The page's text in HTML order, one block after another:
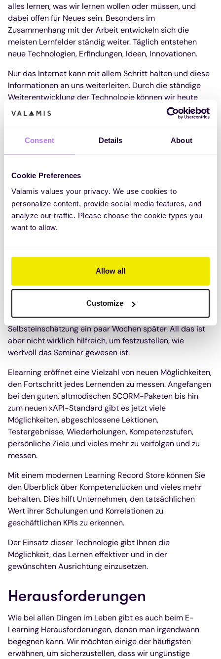
Consent Details About
Cookie Preferences
Valamis values your privacy. We use cookies to
personalize content, provide social media features, and
analyze our traffic. Please choose the cookie types you
want to allow.
Allow all
Customize
alles lernen, was wir lernen wollen oder müssen, und
dabei offen für Neues sein. Besonders im
Zusammenhang mit der Arbeit entwickeln sich die
meisten Lernfelder ständig weiter. Täglich entstehen
neue Technologien, Erfindungen, Ideen, Innovationen.
Nur das Internet kann mit allem Schritt halten und diese
Informationen an uns weiterleiten. Durch die ständige
Weiterentwicklung der Technologie können wir heute
Dinge lernen, die wir uns gestern nicht hätten vorstellen
Wären wir an physische Klassenzimmer und Trainer
gebunden, würden wir nie von all den neuen
7. Die Macht des Messens
Während Seminare und Inhouse-Schulungen in der
Regel länger sind und eine Fülle von Informationen in
haben oder ob sie das neue Wissen in ihrer täglichen
Arbeit anwenden können.
Die einzigen Möglichkeiten, dies zu messen, wären
Beurteilungen während der Seminare,
Teilnahmebestätigungen und vielleicht eine
Selbsteinschätzung ein paar Wochen später. All das ist
aber nicht wirklich hilfreich, um festzustellen, wie
wertvoll das Seminar gewesen ist.
Elearning eröffnet eine Vielzahl von neuen Möglichkeiten,
den Fortschritt jedes Lernenden zu messen. Angefangen
bei den guten, altmodischen SCORM-Paketen bis hin
zum neuen xAPI-Standard gibt es jetzt viele
Möglichkeiten, abgeschlossene Lektionen,
Testergebnisse, Wiederholungen, Kompetenzstufen,
persönliche Ziele und vieles mehr zu verfolgen und zu
messen.
Mit einem modernen Learning Record Store können Sie
den Überblick über Kompetenzlücken und vieles mehr
behalten. Dies hilft Unternehmen, den tatsächlichen
Wert ihrer Schulungen und Korrelationen zu
geschäftlichen KPIs zu erkennen.
Der Einsatz dieser Technologie gibt Ihnen die
Möglichkeit, das Lernen effektiver und in der
gewünschten Ausrichtung einzusetzen.
Herausforderungen
Wie bei allen Dingen im Leben gibt es auch beim E-
Learning Herausforderungen, denen man irgendwann
begegnen kann. Wir möchten einige der häufigsten
erwähnen, um sicherzustellen, dass wir ungünstige